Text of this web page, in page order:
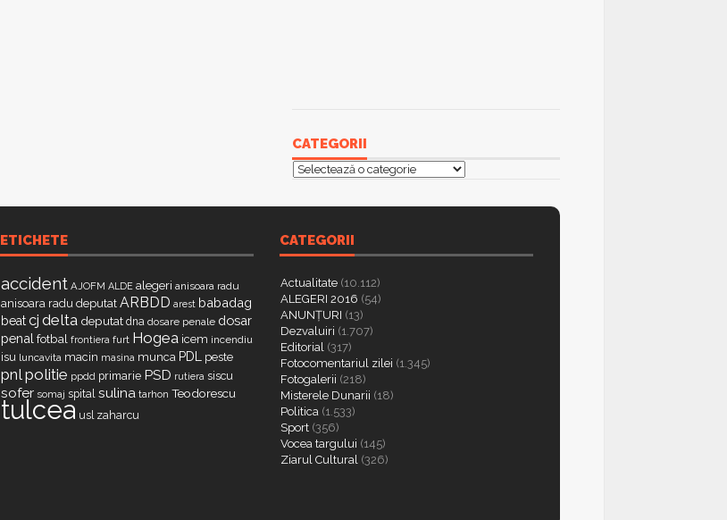
CATEGORII
Categorii
ETICHETE
accident AJOFM ALDE alegeri anisoara radu
anisoara radu deputat ARBDD arest babadag
beatcj delta deputat dna dosare penale dosar
penal fotbal frontiera furt Hogea icem incendiu
isu luncavita macin masina munca PDL peste
pnl politie ppdd primarie PSD rutiera siscu
sofer somaj spital sulina tarhon Teodorescu
tulcea usl zaharcu
CATEGORII
Actualitate (10.112)
ALEGERI 2016 (54)
ANUNȚURI (13)
Dezvaluiri (1.707)
Editorial (317)
Fotocomentariul zilei (1.345)
Fotogalerii (218)
Misterele Dunarii (18)
Politica (1.533)
Sport (356)
Vocea targului (145)
Ziarul Cultural (326)